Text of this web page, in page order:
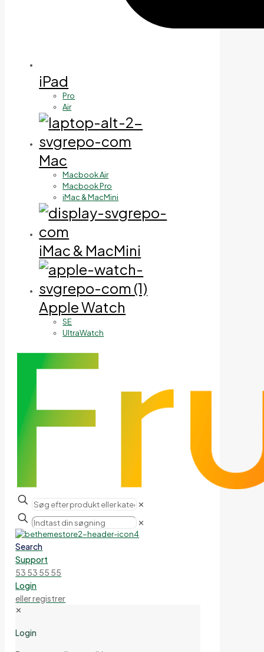
iPad
Pro
Air
Mac
Macbook Air
Macbook Pro
iMac & MacMini
iMac & MacMini
Apple Watch
SE
UltraWatch
✕
✕
Search
Support
53 53 55 55
Login
eller registrer
✕
Login